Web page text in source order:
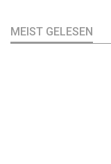
MEIST GELESEN